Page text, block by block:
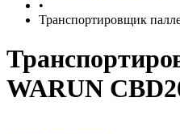
•
Транспортировщик
WARUN